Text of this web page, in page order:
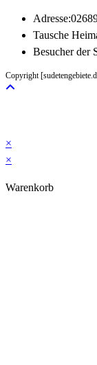
Adresse:
Tausche
Besucher der
Copyright
×
×
Warenkorb